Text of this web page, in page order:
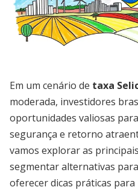
Em um cenário de taxa
moderada, investidores
oportunidades valiosas
segurança e retorno
vamos explorar as
segmentar alternativas
oferecer dicas práticas